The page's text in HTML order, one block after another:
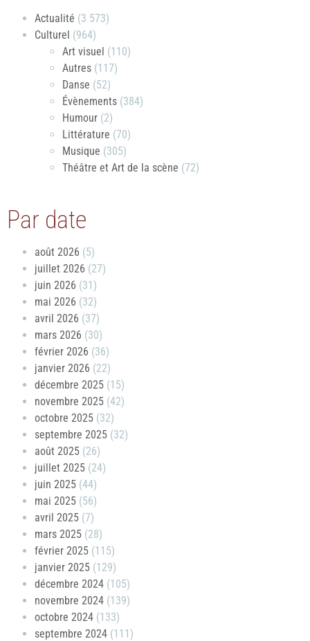
Actualité (3 573)
Culturel (964)
Art visuel (110)
Autres (117)
Danse (52)
Évènements (384)
Humour (2)
Littérature (70)
Musique (305)
Théâtre et Art de la scène (72)
Par date
août 2026 (5)
juillet 2026 (27)
juin 2026 (31)
mai 2026 (32)
avril 2026 (37)
mars 2026 (30)
février 2026 (36)
janvier 2026 (22)
décembre 2025 (15)
novembre 2025 (42)
octobre 2025 (32)
septembre 2025 (32)
août 2025 (26)
juillet 2025 (24)
juin 2025 (44)
mai 2025 (56)
avril 2025 (7)
mars 2025 (28)
février 2025 (115)
janvier 2025 (129)
décembre 2024 (105)
novembre 2024 (139)
octobre 2024 (133)
septembre 2024 (111)